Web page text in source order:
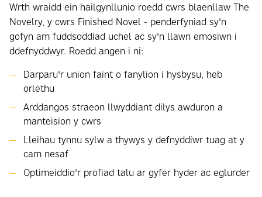
Wrth wraidd ein hailgynllunio roedd cwrs blaenllaw The
Novelry, y cwrs Finished Novel - penderfyniad sy'n
gofyn am fuddsoddiad uchel ac sy'n llawn emosiwn i
ddefnyddwyr. Roedd angen i ni:
Darparu'r union faint o fanylion i hysbysu, heb
orlethu
Arddangos straeon llwyddiant dilys awduron a
manteision y cwrs
Lleihau tynnu sylw a thywys y defnyddiwr tuag at y
cam nesaf
Optimeiddio'r profiad talu ar gyfer hyder ac eglurder